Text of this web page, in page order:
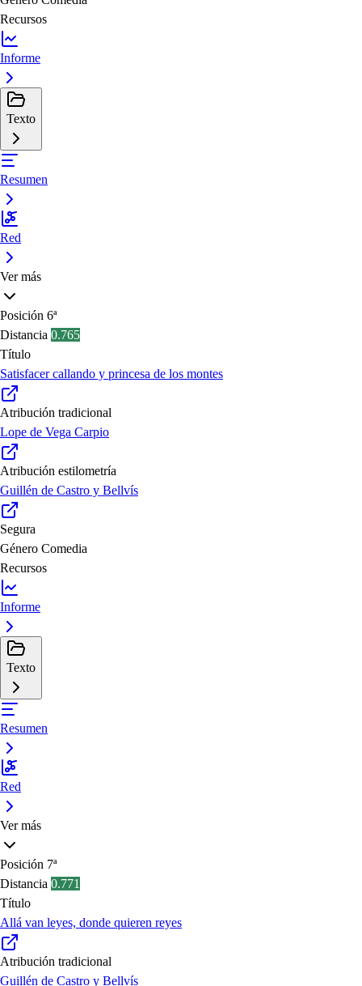
Recursos
Informe
Texto
Resumen
Red
Ver más
Posición 6ª
Distancia 0.765
Título
Satisfacer callando y princesa de los montes
Atribución tradicional
Lope de Vega Carpio
Atribución estilometría
Guillén de Castro y Bellvís
Segura
Género Comedia
Recursos
Informe
Texto
Resumen
Red
Ver más
Posición 7ª
Distancia 0.771
Título
Allá van leyes, donde quieren reyes
Atribución tradicional
Guillén de Castro y Bellvís